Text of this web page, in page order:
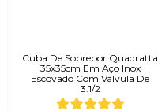
Cuba De Sobrepor Quadratta
35x35cm Em Aço Inox
Escovado Com Válvula De
3.1/2